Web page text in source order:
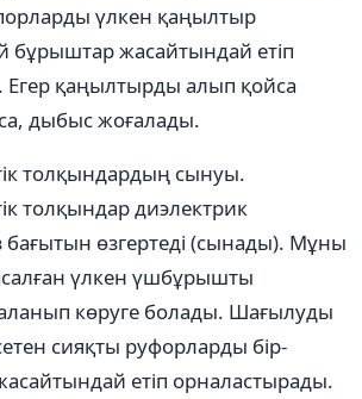
үлкен қаңылтыр
бұрыштар жасайтындай етіп
қаңылтырды алып қойса
дыбыс жоғалады.
толқындардың сынуы.
толқындар диэлектрик
өзгертеді (сынады). Мұны
үлкен үшбұрышты
көруге болады. Шағылуды
сияқты руфорларды бір-
етіп орналастырады.